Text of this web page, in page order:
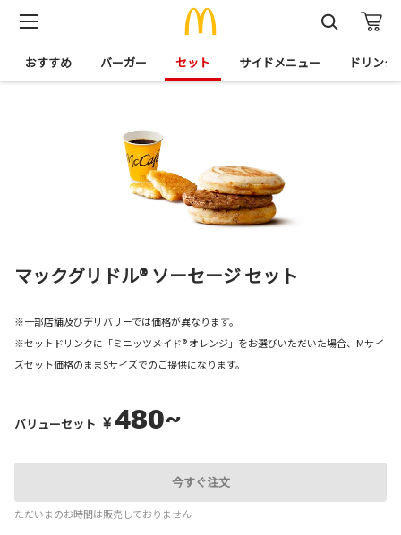
おすすめ バーガー セット サイドメニュー ドリンク
マックグリドル® ソーセージ セット
※一部店舗及びデリバリーでは価格が異なります。
※セットドリンクに「ミニッツメイド® オレンジ」をお選びいただいた場合、Mサイ
ズセット価格のままSサイズでのご提供になります。
バリューセット ¥480~
今すぐ注文
ただいまのお時間は販売しておりません